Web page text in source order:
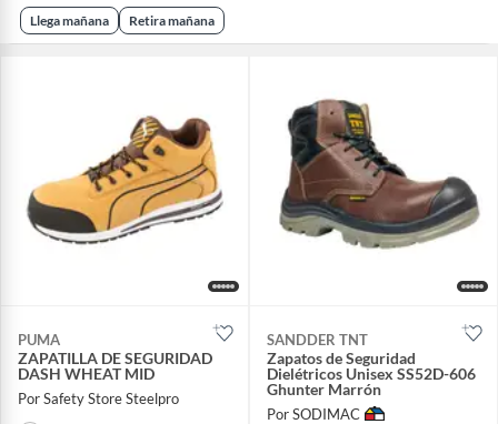
Llega mañana Retira mañana
PUMA
ZAPATILLA DE SEGURIDAD
DASH WHEAT MID
Por Safety Store Steelpro
SANDDER TNT
Zapatos de Seguridad
Dielétricos Unisex SS52D-606
Ghunter Marrón
Por SODIMAC